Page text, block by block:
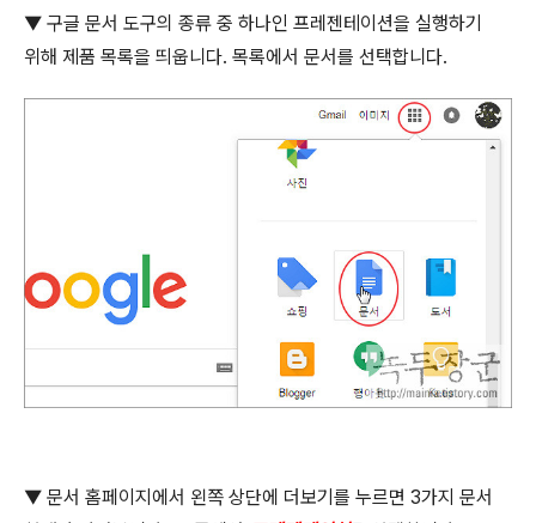
▼ 구글 문서 도구의 종류 중 하나인 프레젠테이션을 실행하기
위해 제품 목록을 띄웁니다. 목록에서 문서를 선택합니다.
▼ 문서 홈페이지에서 왼쪽 상단에 더보기를 누르면 3가지 문서